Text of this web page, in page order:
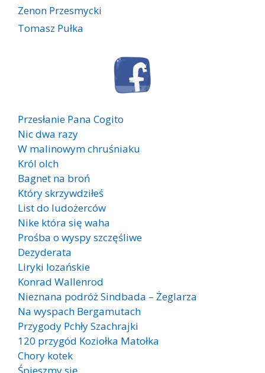
Zenon Przesmycki
Tomasz Pułka
Przesłanie Pana Cogito
Nic dwa razy
W malinowym chruśniaku
Król olch
Bagnet na broń
Który skrzywdziłeś
List do ludożerców
Nike która się waha
Prośba o wyspy szczęśliwe
Dezyderata
Liryki lozańskie
Konrad Wallenrod
Nieznana podróż Sindbada – Żeglarza
Na wyspach Bergamutach
Przygody Pchły Szachrajki
120 przygód Koziołka Matołka
Chory kotek
Śpieszmy się